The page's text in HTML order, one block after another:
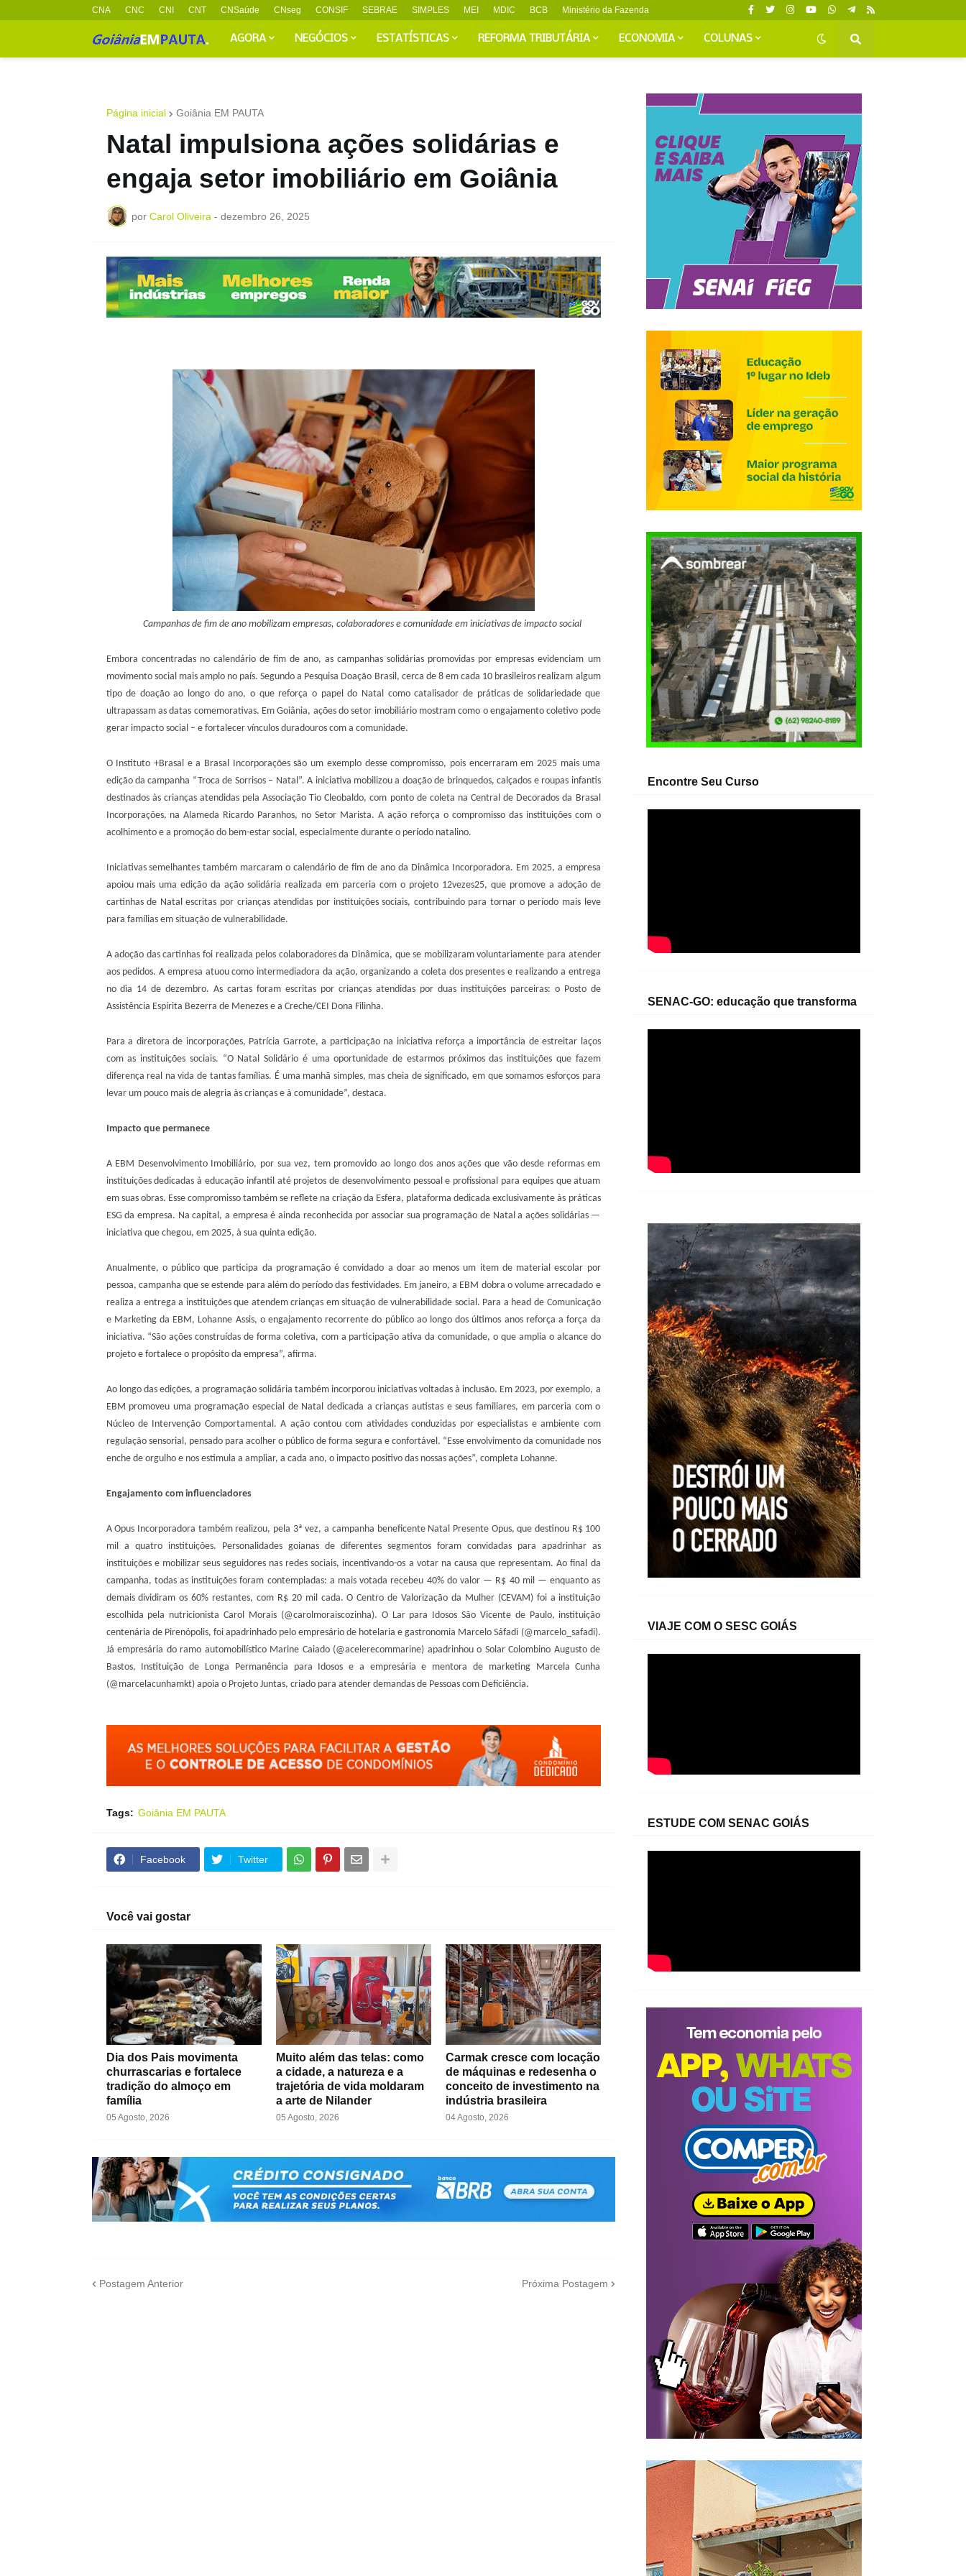
CNA CNC CNI CNT CNSaúde CNseg CONSIF SEBRAE SIMPLES MEI MDIC BCB Ministério da Fazenda
AGORA NEGÓCIOS ESTATÍSTICAS REFORMA TRIBUTÁRIA ECONOMIA COLUNAS
Página inicial Goiânia EM PAUTA
Natal impulsiona ações solidárias e
engaja setor imobiliário em Goiânia
por Carol Oliveira - dezembro 26, 2025
Campanhas de fim de ano mobilizam empresas, colaboradores e comunidade em iniciativas de impacto social
Embora concentradas no calendário de fim de ano, as campanhas solidárias promovidas por empresas evidenciam um
movimento social mais amplo no país. Segundo a Pesquisa Doação Brasil, cerca de 8 em cada 10 brasileiros realizam algum
tipo de doação ao longo do ano, o que reforça o papel do Natal como catalisador de práticas de solidariedade que
ultrapassam as datas comemorativas. Em Goiânia, ações do setor imobiliário mostram como o engajamento coletivo pode
gerar impacto social – e fortalecer vínculos duradouros com a comunidade.
O Instituto +Brasal e a Brasal Incorporações são um exemplo desse compromisso, pois encerraram em 2025 mais uma
edição da campanha “Troca de Sorrisos – Natal”. A iniciativa mobilizou a doação de brinquedos, calçados e roupas infantis
destinados às crianças atendidas pela Associação Tio Cleobaldo, com ponto de coleta na Central de Decorados da Brasal
Incorporações, na Alameda Ricardo Paranhos, no Setor Marista. A ação reforça o compromisso das instituições com o
acolhimento e a promoção do bem-estar social, especialmente durante o período natalino.
Iniciativas semelhantes também marcaram o calendário de fim de ano da Dinâmica Incorporadora. Em 2025, a empresa
apoiou mais uma edição da ação solidária realizada em parceria com o projeto 12vezes25, que promove a adoção de
cartinhas de Natal escritas por crianças atendidas por instituições sociais, contribuindo para tornar o período mais leve
para famílias em situação de vulnerabilidade.
A adoção das cartinhas foi realizada pelos colaboradores da Dinâmica, que se mobilizaram voluntariamente para atender
aos pedidos. A empresa atuou como intermediadora da ação, organizando a coleta dos presentes e realizando a entrega
no dia 14 de dezembro. As cartas foram escritas por crianças atendidas por duas instituições parceiras: o Posto de
Assistência Espírita Bezerra de Menezes e a Creche/CEI Dona Filinha.
Para a diretora de incorporações, Patrícia Garrote, a participação na iniciativa reforça a importância de estreitar laços
com as instituições sociais. “O Natal Solidário é uma oportunidade de estarmos próximos das instituições que fazem
diferença real na vida de tantas famílias. É uma manhã simples, mas cheia de significado, em que somamos esforços para
levar um pouco mais de alegria às crianças e à comunidade”, destaca.
Impacto que permanece
A EBM Desenvolvimento Imobiliário, por sua vez, tem promovido ao longo dos anos ações que vão desde reformas em
instituições dedicadas à educação infantil até projetos de desenvolvimento pessoal e profissional para equipes que atuam
em suas obras. Esse compromisso também se reflete na criação da Esfera, plataforma dedicada exclusivamente às práticas
ESG da empresa. Na capital, a empresa é ainda reconhecida por associar sua programação de Natal a ações solidárias —
iniciativa que chegou, em 2025, à sua quinta edição.
Anualmente, o público que participa da programação é convidado a doar ao menos um item de material escolar por
pessoa, campanha que se estende para além do período das festividades. Em janeiro, a EBM dobra o volume arrecadado e
realiza a entrega a instituições que atendem crianças em situação de vulnerabilidade social. Para a head de Comunicação
e Marketing da EBM, Lohanne Assis, o engajamento recorrente do público ao longo dos últimos anos reforça a força da
iniciativa. “São ações construídas de forma coletiva, com a participação ativa da comunidade, o que amplia o alcance do
projeto e fortalece o propósito da empresa”, afirma.
Ao longo das edições, a programação solidária também incorporou iniciativas voltadas à inclusão. Em 2023, por exemplo, a
EBM promoveu uma programação especial de Natal dedicada a crianças autistas e seus familiares, em parceria com o
Núcleo de Intervenção Comportamental. A ação contou com atividades conduzidas por especialistas e ambiente com
regulação sensorial, pensado para acolher o público de forma segura e confortável. “Esse envolvimento da comunidade nos
enche de orgulho e nos estimula a ampliar, a cada ano, o impacto positivo das nossas ações”, completa Lohanne.
Engajamento com influenciadores
A Opus Incorporadora também realizou, pela 3ª vez, a campanha beneficente Natal Presente Opus, que destinou R$ 100
mil a quatro instituições. Personalidades goianas de diferentes segmentos foram convidadas para apadrinhar as
instituições e mobilizar seus seguidores nas redes sociais, incentivando-os a votar na causa que representam. Ao final da
campanha, todas as instituições foram contempladas: a mais votada recebeu 40% do valor — R$ 40 mil — enquanto as
demais dividiram os 60% restantes, com R$ 20 mil cada. O Centro de Valorização da Mulher (CEVAM) foi a instituição
escolhida pela nutricionista Carol Morais (@carolmoraiscozinha). O Lar para Idosos São Vicente de Paulo, instituição
centenária de Pirenópolis, foi apadrinhado pelo empresário de hotelaria e gastronomia Marcelo Sáfadi (@marcelo_safadi).
Já empresária do ramo automobilístico Marine Caiado (@acelerecommarine) apadrinhou o Solar Colombino Augusto de
Bastos, Instituição de Longa Permanência para Idosos e a empresária e mentora de marketing Marcela Cunha
(@marcelacunhamkt) apoia o Projeto Juntas, criado para atender demandas de Pessoas com Deficiência.
Tags: Goiânia EM PAUTA
Facebook Twitter
Você vai gostar
Dia dos Pais movimenta
churrascarias e fortalece
tradição do almoço em
família
05 Agosto, 2026
Muito além das telas: como
a cidade, a natureza e a
trajetória de vida moldaram
a arte de Nilander
05 Agosto, 2026
Carmak cresce com locação
de máquinas e redesenha o
conceito de investimento na
indústria brasileira
04 Agosto, 2026
Postagem Anterior Próxima Postagem
Encontre Seu Curso
SENAC-GO: educação que transforma
VIAJE COM O SESC GOIÁS
ESTUDE COM SENAC GOIÁS